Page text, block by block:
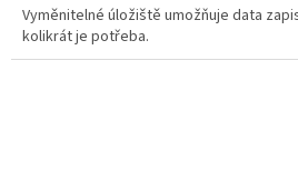
Vyměnitelné úložiště umožňuje data
kolikrát je potřeba.